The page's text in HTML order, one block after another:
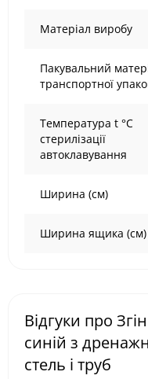
Матеріал виробу
Пакувальний
транспортної
Температура t °С
стерилізації
автоклавування
Ширина (см)
Ширина ящика (см)
Відгуки про
синій з
стель і труб